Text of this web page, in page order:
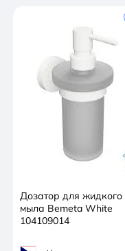
Дозатор для жидкого
мыла Bemeta White
104109014